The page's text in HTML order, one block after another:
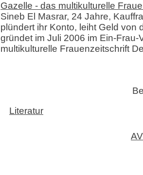
Gazelle - das multikulturelle
Sineb El Masrar, 24 Jahre,
plündert ihr Konto, leiht Geld von
gründet im Juli 2006 im Ein-Frau-
multikulturelle Frauenzeitschrift
Literatur